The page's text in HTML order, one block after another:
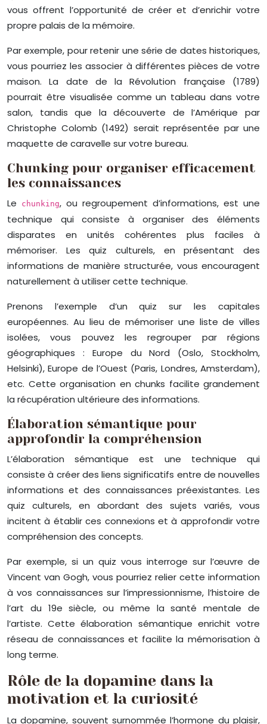
vous offrent l’opportunité de créer et d’enrichir votre
propre palais de la mémoire.
Par exemple, pour retenir une série de dates historiques,
vous pourriez les associer à différentes pièces de votre
maison. La date de la Révolution française (1789)
pourrait être visualisée comme un tableau dans votre
salon, tandis que la découverte de l’Amérique par
Christophe Colomb (1492) serait représentée par une
maquette de caravelle sur votre bureau.
Chunking pour organiser efficacement
les connaissances
Le chunking, ou regroupement d’informations, est une
technique qui consiste à organiser des éléments
disparates en unités cohérentes plus faciles à
mémoriser. Les quiz culturels, en présentant des
informations de manière structurée, vous encouragent
naturellement à utiliser cette technique.
Prenons l’exemple d’un quiz sur les capitales
européennes. Au lieu de mémoriser une liste de villes
isolées, vous pouvez les regrouper par régions
géographiques : Europe du Nord (Oslo, Stockholm,
Helsinki), Europe de l’Ouest (Paris, Londres, Amsterdam),
etc. Cette organisation en chunks facilite grandement
la récupération ultérieure des informations.
Élaboration sémantique pour
approfondir la compréhension
L’élaboration sémantique est une technique qui
consiste à créer des liens significatifs entre de nouvelles
informations et des connaissances préexistantes. Les
quiz culturels, en abordant des sujets variés, vous
incitent à établir ces connexions et à approfondir votre
compréhension des concepts.
Par exemple, si un quiz vous interroge sur l’œuvre de
Vincent van Gogh, vous pourriez relier cette information
à vos connaissances sur l’impressionnisme, l’histoire de
l’art du 19e siècle, ou même la santé mentale de
l’artiste. Cette élaboration sémantique enrichit votre
réseau de connaissances et facilite la mémorisation à
long terme.
Rôle de la dopamine dans la
motivation et la curiosité
La dopamine, souvent surnommée l’hormone du plaisir,